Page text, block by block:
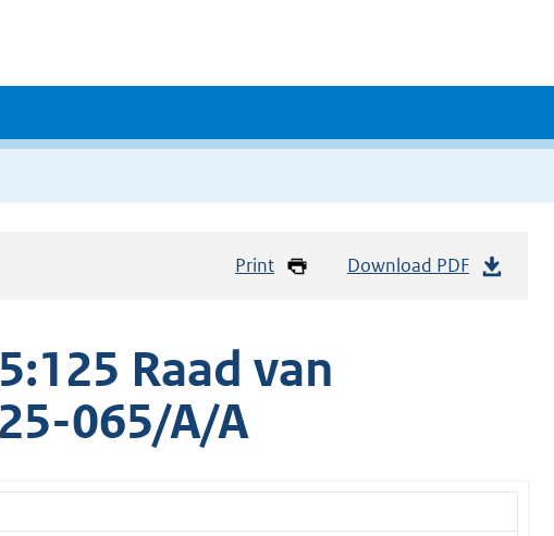
Print Download PDF
Raad van
065/A/A